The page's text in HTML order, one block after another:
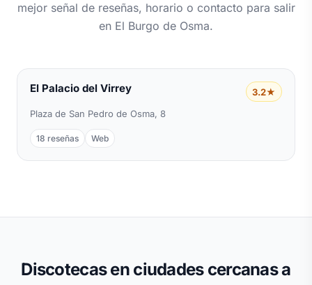
mejor señal de reseñas, horario o contacto para salir
en El Burgo de Osma.
El Palacio del Virrey
3.2★
Plaza de San Pedro de Osma, 8
18 reseñas Web
Discotecas en ciudades cercanas a